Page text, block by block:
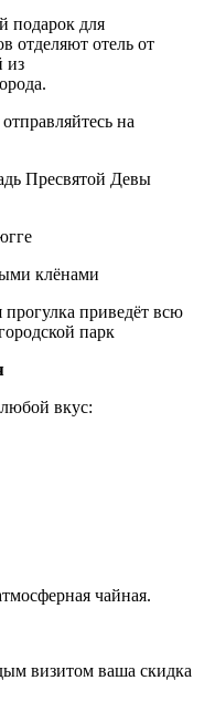
подарок для
отделяют отель от
из
на
Пресвятой Девы
клёнами
приведёт всю
парк
вкус:
чайная.
визитом ваша скидка